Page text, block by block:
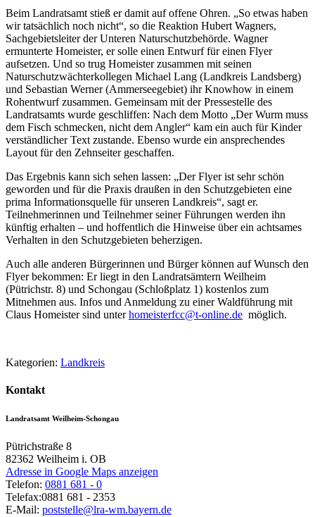
Beim Landratsamt stieß er damit auf offene Ohren. „So etwas haben
wir tatsächlich noch nicht“, so die Reaktion Hubert Wagners,
Sachgebietsleiter der Unteren Naturschutzbehörde. Wagner
ermunterte Homeister, er solle einen Entwurf für einen Flyer
aufsetzen. Und so trug Homeister zusammen mit seinen
Naturschutzwächterkollegen Michael Lang (Landkreis Landsberg)
und Sebastian Werner (Ammerseegebiet) ihr Knowhow in einem
Rohentwurf zusammen. Gemeinsam mit der Pressestelle des
Landratsamts wurde geschliffen: Nach dem Motto „Der Wurm muss
dem Fisch schmecken, nicht dem Angler“ kam ein auch für Kinder
verständlicher Text zustande. Ebenso wurde ein ansprechendes
Layout für den Zehnseiter geschaffen.
Das Ergebnis kann sich sehen lassen: „Der Flyer ist sehr schön
geworden und für die Praxis draußen in den Schutzgebieten eine
prima Informationsquelle für unseren Landkreis“, sagt er.
Teilnehmerinnen und Teilnehmer seiner Führungen werden ihn
künftig erhalten – und hoffentlich die Hinweise über ein achtsames
Verhalten in den Schutzgebieten beherzigen.
Auch alle anderen Bürgerinnen und Bürger können auf Wunsch den
Flyer bekommen: Er liegt in den Landratsämtern Weilheim
(Pütrichstr. 8) und Schongau (Schloßplatz 1) kostenlos zum
Mitnehmen aus. Infos und Anmeldung zu einer Waldführung mit
Claus Homeister sind unterhomeisterfcc@t-online.de möglich.
Kategorien: Landkreis
Kontakt
Landratsamt Weilheim-Schongau
Pütrichstraße 8
82362 Weilheim i. OB
Adresse in Google Maps anzeigen
Telefon: 0881 681 - 0
Telefax:0881 681 - 2353
E-Mail: poststelle@lra-wm.bayern.de